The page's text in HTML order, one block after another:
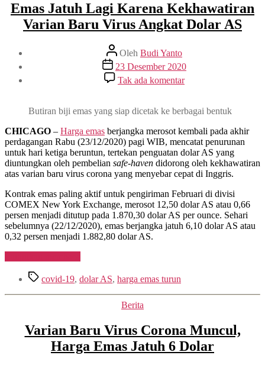
Daya
Lesu”
Emas Jatuh Lagi Karena Kekhawatiran
Varian Baru Virus Angkat Dolar AS
Penulis
artikel
Oleh Budi Yanto
Tanggal
artikel
23 Desember 2020
Tak ada komentarpada
Emas
Lagi
Karena
Kekhawatiran
Varian
Baru
Virus
Angkat
AS
Butiran biji emas yang siap dicetak ke berbagai bentuk
CHICAGO – Harga emas berjangka merosot kembali pada akhir
perdagangan Rabu (23/12/2020) pagi WIB, mencatat penurunan
untuk hari ketiga beruntun, tertekan penguatan dolar AS yang
diuntungkan oleh pembelian safe-haven didorong oleh kekhawatiran
atas varian baru virus corona yang menyebar cepat di Inggris.
Kontrak emas paling aktif untuk pengiriman Februari di divisi
COMEX New York Exchange, merosot 12,50 dolar AS atau 0,66
persen menjadi ditutup pada 1.870,30 dolar AS per ounce. Sehari
sebelumnya (22/12/2020), emas berjangka jatuh 6,10 dolar AS atau
0,32 persen menjadi 1.882,80 dolar AS.
Lagi
Kekhawatiran
Virus
Angkat
Dolar
Tag covid-19, dolar AS, harga emas turun
Kategori
Berita
Varian Baru Virus Corona Muncul,
Harga Emas Jatuh 6 Dolar